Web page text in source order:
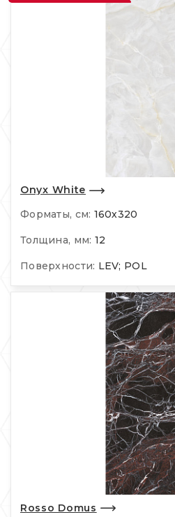
Onyx White
Форматы, см: 160х320
Толщина, мм: 12
Поверхности: LEV; POL
Rosso Domus